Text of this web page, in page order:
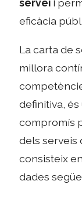
servei i
eficàcia
La carta de
millora
definitiva,
compromís
dels serveis
consisteix
dades